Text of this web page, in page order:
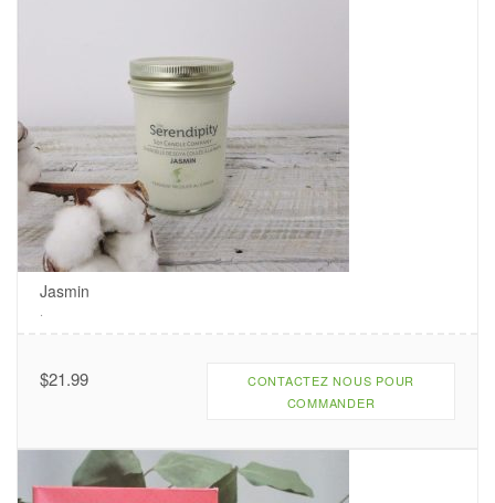
Jasmin
.
$21.99
CONTACTEZ NOUS POUR
COMMANDER